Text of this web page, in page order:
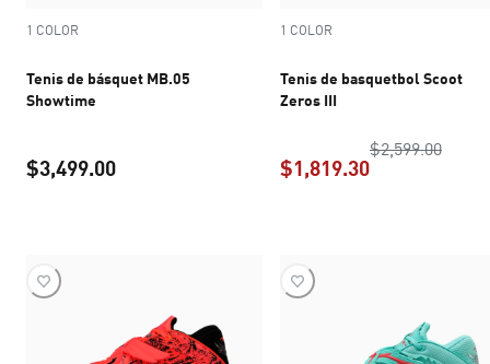
1 COLOR
Tenis de básquet MB.05
Showtime
$3,499.00
1 COLOR
Tenis de basquetbol Scoot
Zeros III
$2,599.00
$1,819.30